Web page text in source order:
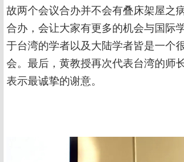
故两个会议合办并不会有叠床架屋之
合办，会让大家有更多的机会与国际
于台湾的学者以及大陆学者皆是一个
会。最后，黄教授再次代表台湾的师
表示最诚挚的谢意。